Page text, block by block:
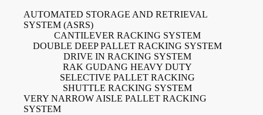
AUTOMATED STORAGE AND RETRIEVAL
SYSTEM (ASRS)
CANTILEVER RACKING SYSTEM
DOUBLE DEEP PALLET RACKING SYSTEM
DRIVE IN RACKING SYSTEM
RAK GUDANG HEAVY DUTY
SELECTIVE PALLET RACKING
SHUTTLE RACKING SYSTEM
VERY NARROW AISLE PALLET RACKING
SYSTEM